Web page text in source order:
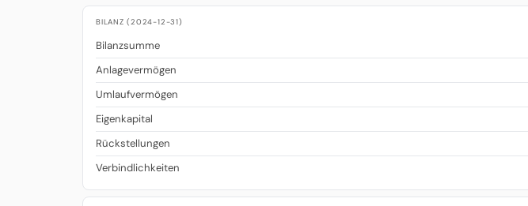
BILANZ (2024-12-31)
Bilanzsumme
Anlagevermögen
Umlaufvermögen
Eigenkapital
Rückstellungen
Verbindlichkeiten